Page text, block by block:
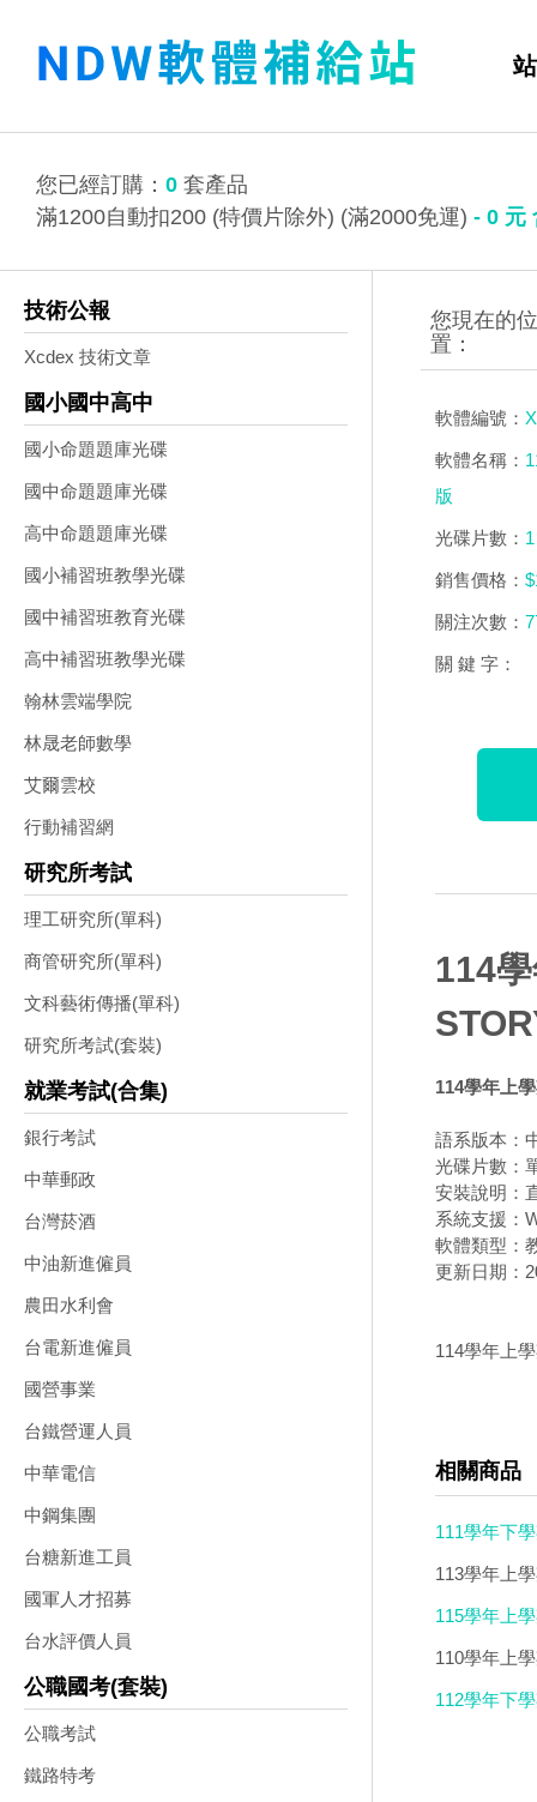
您已經訂購： 0 套產品
滿1200自動扣200 (特價片除外) (滿2000免運) - 0 元
技術公報
Xcdex 技術文章
國小國中高中
國小命題題庫光碟
國中命題題庫光碟
高中命題題庫光碟
國小補習班教學光碟
國中補習班教育光碟
高中補習班教學光碟
翰林雲端學院
林晟老師數學
艾爾雲校
行動補習網
研究所考試
理工研究所(單科)
商管研究所(單科)
文科藝術傳播(單科)
研究所考試(套裝)
就業考試(合集)
銀行考試
中華郵政
台灣菸酒
中油新進僱員
農田水利會
台電新進僱員
國營事業
台鐵營運人員
中華電信
中鋼集團
台糖新進工員
國軍人才招募
台水評價人員
公職國考(套裝)
公職考試
鐵路特考
軟體編號：
軟體名稱：
版
光碟片數： 1
銷售價格：
關注次數：
關 鍵 字：
114
114學年上
語系版本：
光碟片數：
安裝說明：
系統支援：
軟體類型：
更新日期：
114學年上
相關商品
111學年下
113學年上
合輯版 卷類
115學年上
DVD版
110學年上
112學年下